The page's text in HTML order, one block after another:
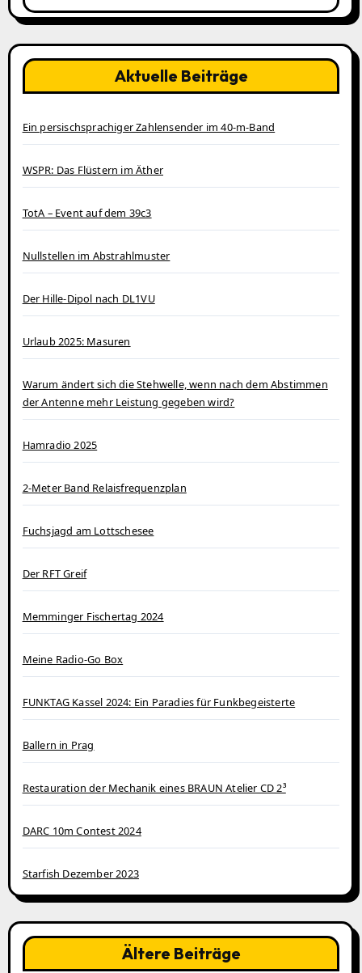
Aktuelle Beiträge
Ein persischsprachiger Zahlensender im 40‑m‑Band
WSPR: Das Flüstern im Äther
TotA – Event auf dem 39c3
Nullstellen im Abstrahlmuster
Der Hille-Dipol nach DL1VU
Urlaub 2025: Masuren
Warum ändert sich die Stehwelle, wenn nach dem Abstimmen
der Antenne mehr Leistung gegeben wird?
Hamradio 2025
2-Meter Band Relaisfrequenzplan
Fuchsjagd am Lottschesee
Der RFT Greif
Memminger Fischertag 2024
Meine Radio-Go Box
FUNKTAG Kassel 2024: Ein Paradies für Funkbegeisterte
Ballern in Prag
Restauration der Mechanik eines BRAUN Atelier CD 2³
DARC 10m Contest 2024
Starfish Dezember 2023
Ältere Beiträge